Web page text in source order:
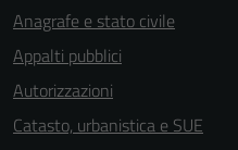
Anagrafe e stato civile
Appalti pubblici
Autorizzazioni
Catasto, urbanistica e SUE